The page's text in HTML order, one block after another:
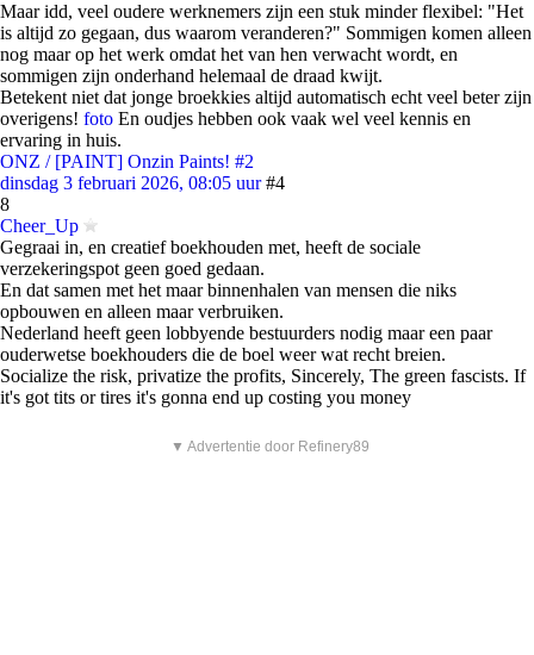
Maar idd, veel oudere werknemers zijn een stuk minder flexibel: "Het
is altijd zo gegaan, dus waarom veranderen?" Sommigen komen alleen
nog maar op het werk omdat het van hen verwacht wordt, en
sommigen zijn onderhand helemaal de draad kwijt.
Betekent niet dat jonge broekkies altijd automatisch echt veel beter zijn
overigens! foto En oudjes hebben ook vaak wel veel kennis en
ervaring in huis.
ONZ / [PAINT] Onzin Paints! #2
dinsdag 3 februari 2026, 08:05 uur #4
8
Cheer_Up
Gegraai in, en creatief boekhouden met, heeft de sociale
verzekeringspot geen goed gedaan.
En dat samen met het maar binnenhalen van mensen die niks
opbouwen en alleen maar verbruiken.
Nederland heeft geen lobbyende bestuurders nodig maar een paar
ouderwetse boekhouders die de boel weer wat recht breien.
Socialize the risk, privatize the profits, Sincerely, The green fascists. If
it's got tits or tires it's gonna end up costing you money
▼ Advertentie door Refinery89